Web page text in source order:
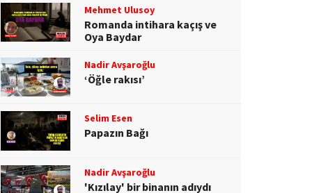
Mehmet Ulusoy
Romanda intihara kaçış ve
Oya Baydar
Nadir Avşaroğlu
‘Öğle rakısı’
Selim Esen
Papazın Bağı
Nadir Avşaroğlu
'Kızılay' bir binanın adıydı